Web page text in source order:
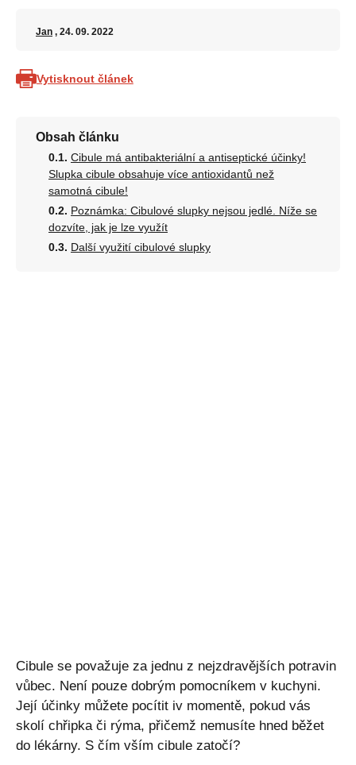
Jan , 24. 09. 2022
Vytisknout článek
Obsah článku
Cibule má antibakteriální a antiseptické účinky!
Slupka cibule obsahuje více antioxidantů než
samotná cibule!
Poznámka: Cibulové slupky nejsou jedlé. Níže se
dozvíte, jak je lze využít
Další využití cibulové slupky
Cibule se považuje za jednu z nejzdravějších potravin
vůbec. Není pouze dobrým pomocníkem v kuchyni.
Její účinky můžete pocítit iv momentě, pokud vás
skolí chřipka či rýma, přičemž nemusíte hned běžet
do lékárny. S čím vším cibule zatočí?